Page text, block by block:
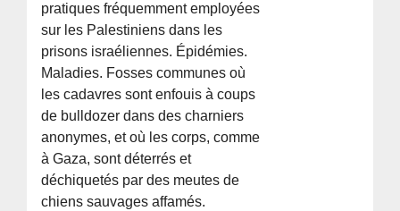
pratiques fréquemment employées
sur les Palestiniens dans les
prisons israéliennes. Épidémies.
Maladies. Fosses communes où
les cadavres sont enfouis à coups
de bulldozer dans des charniers
anonymes, et où les corps, comme
à Gaza, sont déterrés et
déchiquetés par des meutes de
chiens sauvages affamés.